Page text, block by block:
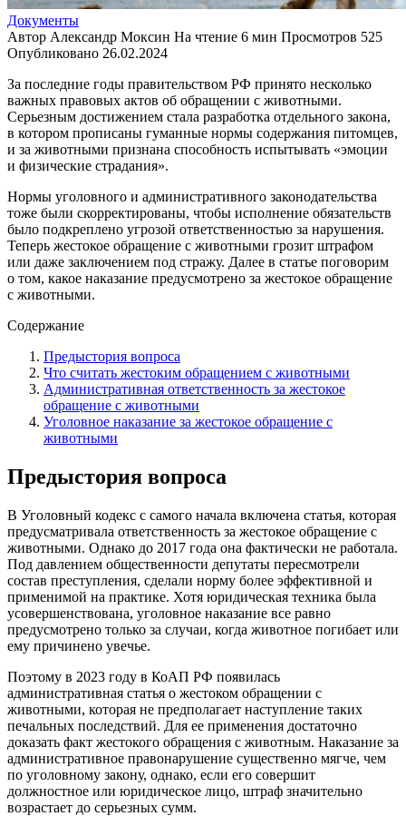
Документы
Автор Александр Моксин На чтение 6 мин Просмотров 525
Опубликовано 26.02.2024
За последние годы правительством РФ принято несколько
важных правовых актов об обращении с животными.
Серьезным достижением стала разработка отдельного закона,
в котором прописаны гуманные нормы содержания питомцев,
и за животными признана способность испытывать «эмоции
и физические страдания».
Нормы уголовного и административного законодательства
тоже были скорректированы, чтобы исполнение обязательств
было подкреплено угрозой ответственностью за нарушения.
Теперь жестокое обращение с животными грозит штрафом
или даже заключением под стражу. Далее в статье поговорим
о том, какое наказание предусмотрено за жестокое обращение
с животными.
Содержание
Предыстория вопроса
Что считать жестоким обращением с животными
Административная ответственность за жестокое
обращение с животными
Уголовное наказание за жестокое обращение с
животными
Предыстория вопроса
В Уголовный кодекс с самого начала включена статья, которая
предусматривала ответственность за жестокое обращение с
животными. Однако до 2017 года она фактически не работала.
Под давлением общественности депутаты пересмотрели
состав преступления, сделали норму более эффективной и
применимой на практике. Хотя юридическая техника была
усовершенствована, уголовное наказание все равно
предусмотрено только за случаи, когда животное погибает или
ему причинено увечье.
Поэтому в 2023 году в КоАП РФ появилась
административная статья о жестоком обращении с
животными, которая не предполагает наступление таких
печальных последствий. Для ее применения достаточно
доказать факт жестокого обращения с животным. Наказание за
административное правонарушение существенно мягче, чем
по уголовному закону, однако, если его совершит
должностное или юридическое лицо, штраф значительно
возрастает до серьезных сумм.